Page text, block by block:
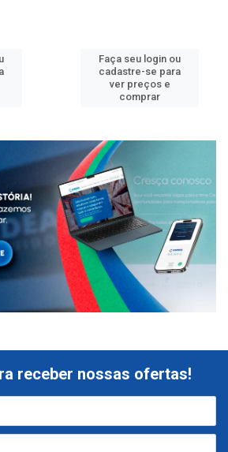
Faça seu login ou
cadastre-se para
ver preços e
comprar
receber nossas ofertas!